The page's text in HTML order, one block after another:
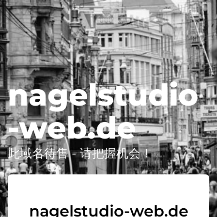
nagelstudio
-web.de
此域名待售 - 请把握机会！
nagelstudio-web.de